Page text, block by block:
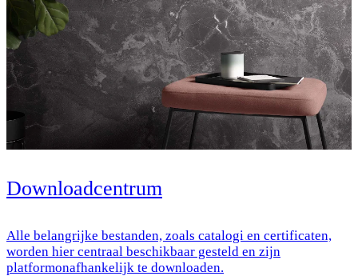
Downloadcentrum
Alle belangrijke bestanden, zoals catalogi en certificaten,
worden hier centraal beschikbaar gesteld en zijn
platformonafhankelijk te downloaden.